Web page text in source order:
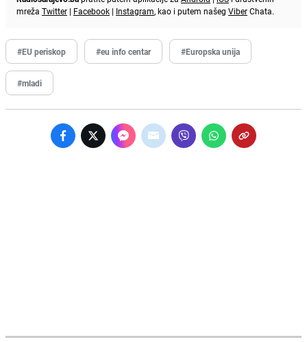
mreža Twitter | Facebook | Instagram, kao i putem našeg ViberChata.
#EU periskop #eu info centar #Europska unija
#mladi